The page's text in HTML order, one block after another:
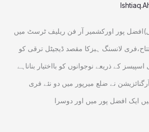
پور اورکشمیر آر فن ریلیف ٹرسٹ میں
لانسنگ ہبزکا مقصد ڈیجیٹل ترقی کو
کے ذریعے نوجوانوں کو بااختیار بناناہے
نے ضلع میرپور میں دو نئے فری
ایک افضل پور میں اور دوسرا